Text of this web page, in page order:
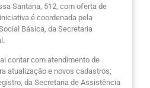
Santana, 512, com oferta de
é coordenada pela
Básica, da Secretaria
contar com atendimento de
atualização e novos cadastros;
da Secretaria de Assistência